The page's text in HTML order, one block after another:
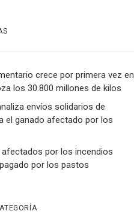
crece por primera vez en
los 30.800 millones de kilos
envíos solidarios de
el ganado afectado por los
por los incendios
por los pastos